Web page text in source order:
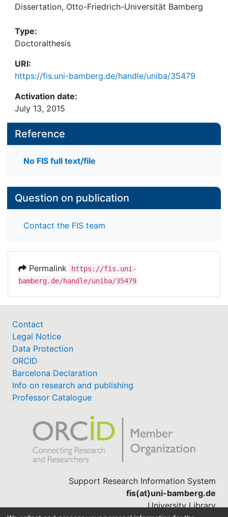
Dissertation, Otto-Friedrich-Universität Bamberg
Type:
Doctoralthesis
URI:
https://fis.uni-bamberg.de/handle/uniba/35479
Activation date:
July 13, 2015
Reference
No FIS full text/file
Question on publication
Contact the FIS team
Permalink
https://fis.uni-
bamberg.de/handle/uniba/35479
Contact
Legal Notice
Data Protection
ORCID
Barcelona Declaration
Info on research and publishing
Professor Catalogue
Support Research Information System
fis(at)uni-bamberg.de
University Library